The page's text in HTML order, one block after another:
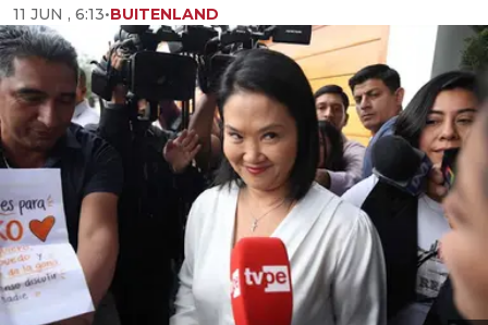
11 JUN , 6:13•BUITENLAND